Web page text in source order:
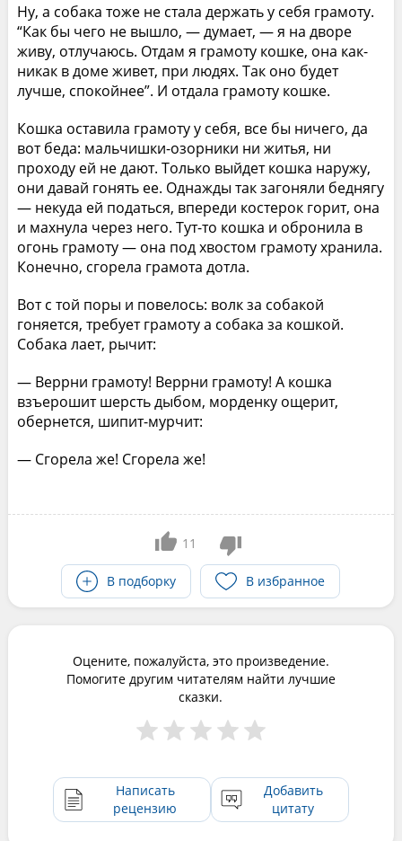
Ну, а собака тоже не стала держать у себя грамоту.
“Как бы чего не вышло, — думает, — я на дворе
живу, отлучаюсь. Отдам я грамоту кошке, она как-
никак в доме живет, при людях. Так оно будет
лучше, спокойнее”. И отдала грамоту кошке.
Кошка оставила грамоту у себя, все бы ничего, да
вот беда: мальчишки-озорники ни житья, ни
проходу ей не дают. Только выйдет кошка наружу,
они давай гонять ее. Однажды так загоняли беднягу
— некуда ей податься, впереди костерок горит, она
и махнула через него. Тут-то кошка и обронила в
огонь грамоту — она под хвостом грамоту хранила.
Конечно, сгорела грамота дотла.
Вот с той поры и повелось: волк за собакой
гоняется, требует грамоту а собака за кошкой.
Собака лает, рычит:
— Веррни грамоту! Веррни грамоту! А кошка
взъерошит шерсть дыбом, морденку ощерит,
обернется, шипит-мурчит:
— Сгорела же! Сгорела же!
11
В подборку В избранное
Оцените, пожалуйста, это произведение.
Помогите другим читателям найти лучшие
сказки.
Написать
рецензию
Добавить
цитату